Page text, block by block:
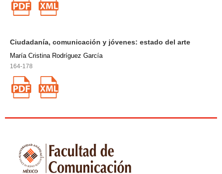
Ciudadanía, comunicación y jóvenes: estado del arte
María Cristina Rodríguez García
164-178